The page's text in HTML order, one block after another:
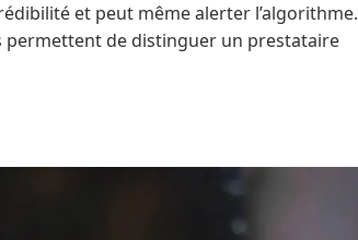
et peut même alerter l’algorithme.
permettent de distinguer un prestataire